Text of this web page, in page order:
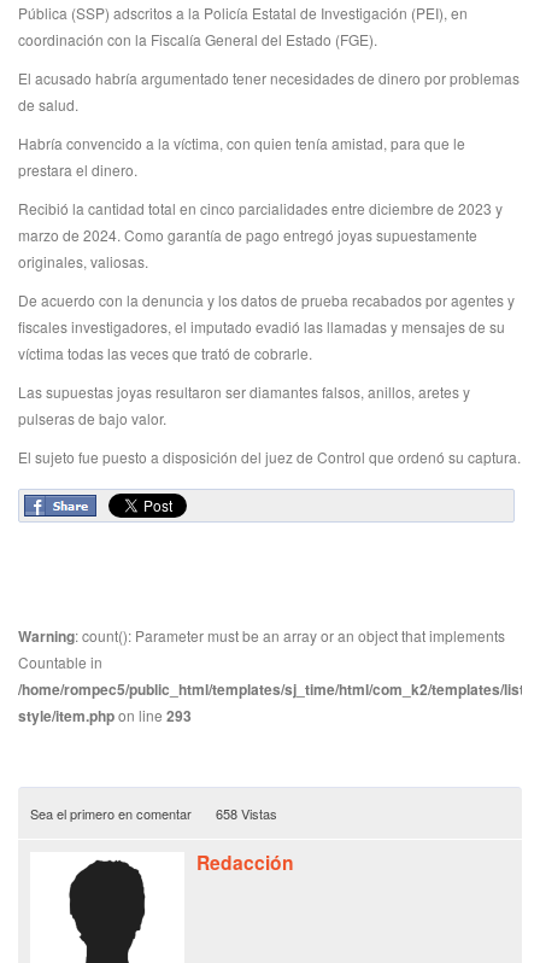
Pública (SSP) adscritos a la Policía Estatal de Investigación (PEI), en
coordinación con la Fiscalía General del Estado (FGE).
El acusado habría argumentado tener necesidades de dinero por problemas
de salud.
Habría convencido a la víctima, con quien tenía amistad, para que le
prestara el dinero.
Recibió la cantidad total en cinco parcialidades entre diciembre de 2023 y
marzo de 2024. Como garantía de pago entregó joyas supuestamente
originales, valiosas.
De acuerdo con la denuncia y los datos de prueba recabados por agentes y
fiscales investigadores, el imputado evadió las llamadas y mensajes de su
víctima todas las veces que trató de cobrarle.
Las supuestas joyas resultaron ser diamantes falsos, anillos, aretes y
pulseras de bajo valor.
El sujeto fue puesto a disposición del juez de Control que ordenó su captura.
Warning: count(): Parameter must be an array or an object that implements
Countable in
/home/rompec5/public_html/templates/sj_time/html/com_k2/templates/
style/item.phpon line 293
Sea el primero en comentar 658 Vistas
Redacción